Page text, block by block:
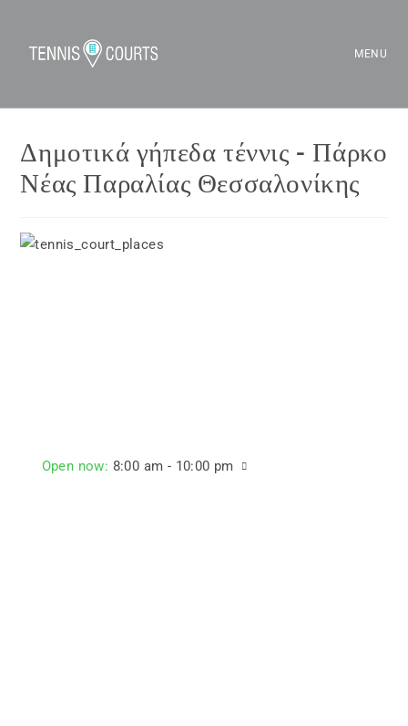
MENU
Δημοτικά γήπεδα τέννις - Πάρκο
Νέας Παραλίας Θεσσαλονίκης
Open now: 8:00 am - 10:00 pm